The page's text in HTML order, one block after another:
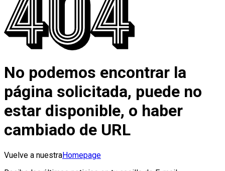
No podemos encontrar la
página solicitada, puede no
estar disponible, o haber
cambiado de URL
Vuelve a nuestraHomepage